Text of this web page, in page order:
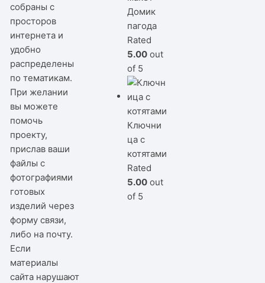
собраны с
просторов
интернета и
удобно
распределены
по тематикам.
При желании
вы можете
помочь
проекту,
прислав ваши
файлы с
фотографиями
готовых
изделий через
форму связи,
либо на почту.
Если
материалы
сайта нарушают
Домик
пагода
Rated
5.00 out
of 5
Ключни
ца с
котятами
Rated
5.00 out
of 5